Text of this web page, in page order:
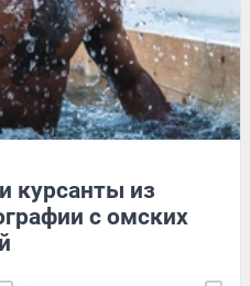
курсанты из
с омских